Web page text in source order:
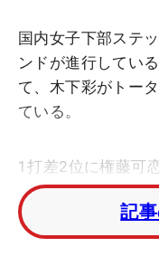
国内女子下部ステ
ンドが進行してい
て、木下彩がトー
ている。
1打差2位に権藤可
葉華、ルーキーの
賞金ランキング1
記